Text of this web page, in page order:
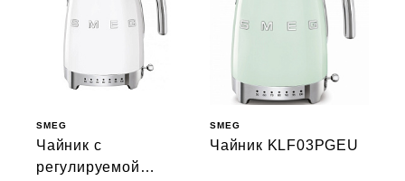
SMEG
Чайник с
регулируемой
SMEG
Чайник KLF03PGEU